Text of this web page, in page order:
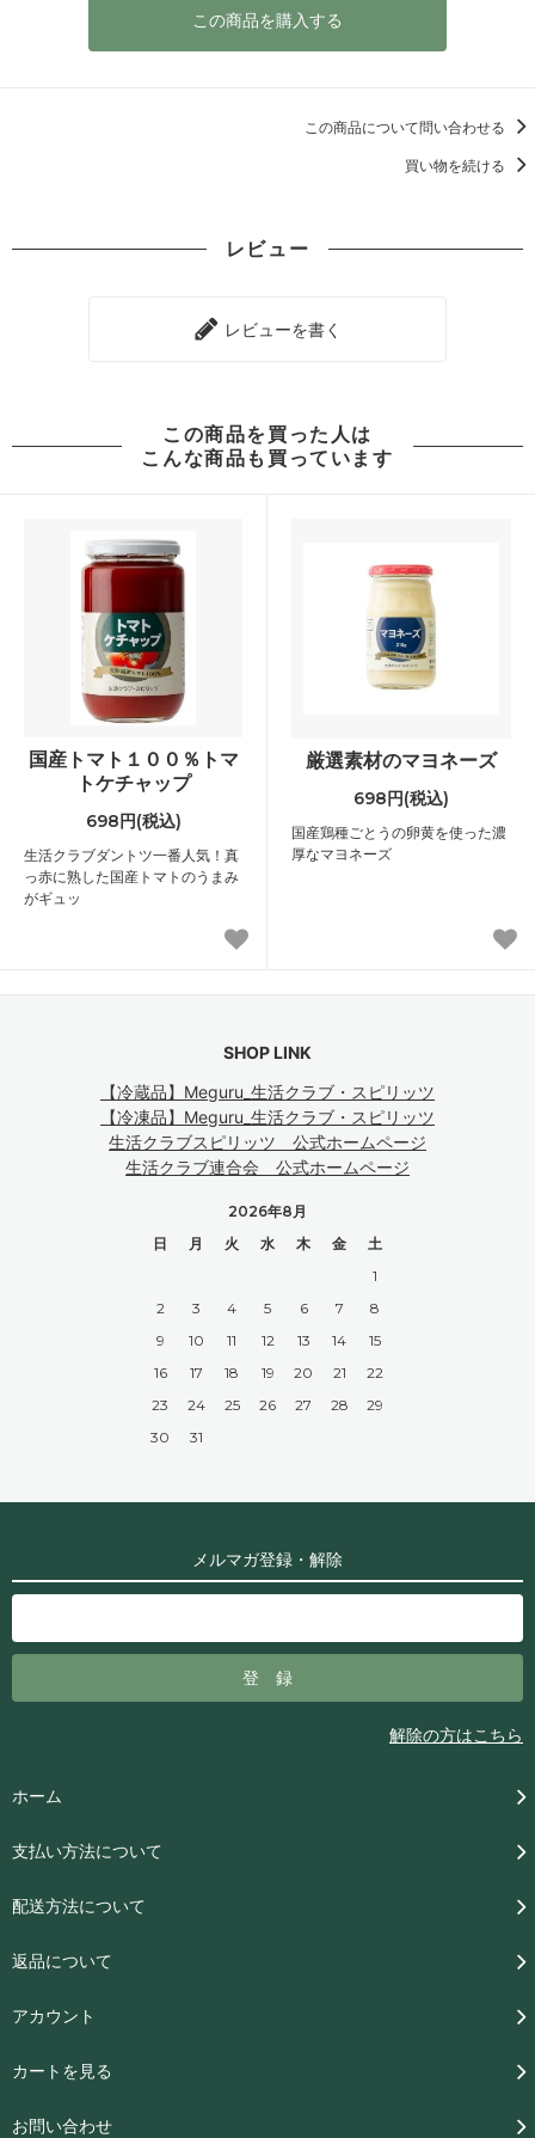
この商品を購入する
この商品について問い合わせる
買い物を続ける
レビュー
レビューを書く
この商品を買った人は
こんな商品も買っています
国産トマト１００％トマ
トケチャップ
698円(税込)
生活クラブダントツ一番人気！真
っ赤に熟した国産トマトのうまみ
がギュッ
厳選素材のマヨネーズ
698円(税込)
国産鶏種ごとうの卵黄を使った濃
厚なマヨネーズ
SHOP LINK
【冷蔵品】Meguru_生活クラブ・スピリッツ
【冷凍品】Meguru_生活クラブ・スピリッツ
生活クラブスピリッツ 公式ホームページ
生活クラブ連合会 公式ホームページ
2026年8月
日
月 火 水 木 金
土
1
2
3 4 5 6 7
8
9
10 11 12 13 14
15
16
17 18 19 20 21
22
23
24 25 26 27 28
29
30
31
メルマガ登録・解除
解除の方はこちら
ホーム
支払い方法について
配送方法について
返品について
アカウント
カートを見る
お問い合わせ